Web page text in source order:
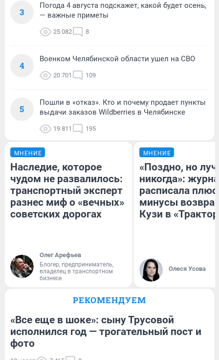
3
Погода 4 августа подскажет, какой будет осень,
— важные приметы
25 082 8
4
Военком Челябинской области ушел на СВО
20 701 109
5
Пошли в «отказ». Кто и почему продает пункты
выдачи заказов Wildberries в Челябинске
19 811 195
МНЕНИЕ
Наследие, которое
чудом не развалилось:
транспортный эксперт
разнес миф о «вечных»
советских дорогах
Олег Арефьев
Блогер, предприниматель,
владелец в транспортном
бизнесе
МНЕНИЕ
«Поздно, но
никогда»:
расписала
минусы
Кузи в
Олеся Усова
РЕКОМЕНДУЕМ
«Все еще в шоке»: сыну Трусовой
исполнился год — трогательный пост и
фото